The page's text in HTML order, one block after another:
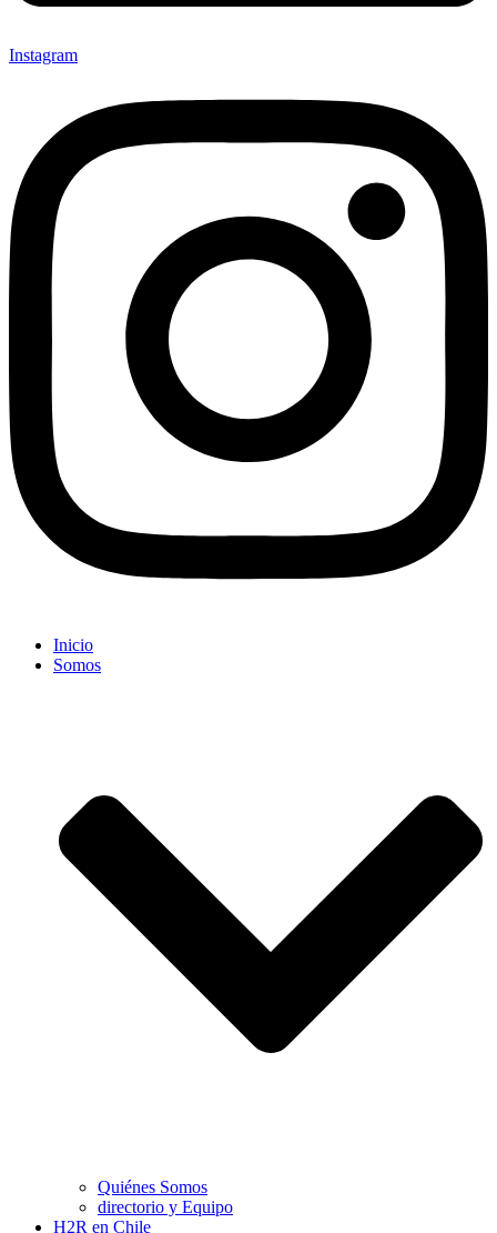
Instagram
Inicio
Somos
Quiénes Somos
directorio y Equipo
H2R en Chile